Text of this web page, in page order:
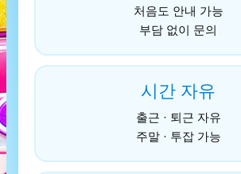
처음도 안내 가능
부담 없이 문의
시간 자유
출근 · 퇴근 자유
주말 · 투잡 가능